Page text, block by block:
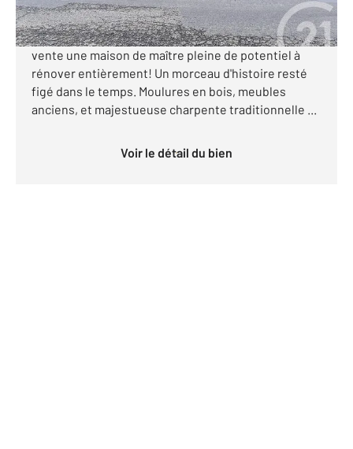
CENTURY 21: Les portes d'Or Vittel vous propose à la
vente une maison de maître pleine de potentiel à
rénover entièrement! Un morceau d'histoire resté
figé dans le temps. Moulures en bois, meubles
anciens, et majestueuse charpente traditionnelle ...
Voir le détail du bien